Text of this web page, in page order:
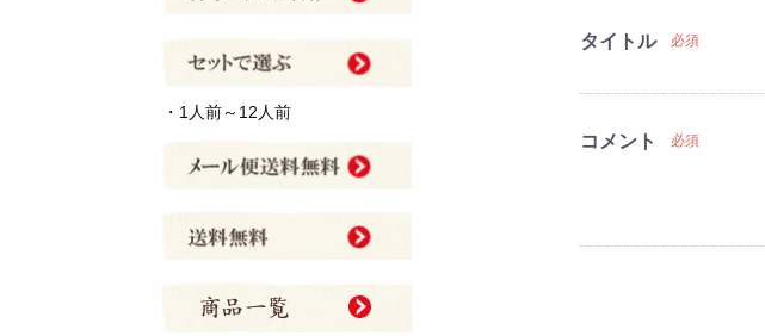
・1人前～12人前
タイトル 必須
コメント 必須